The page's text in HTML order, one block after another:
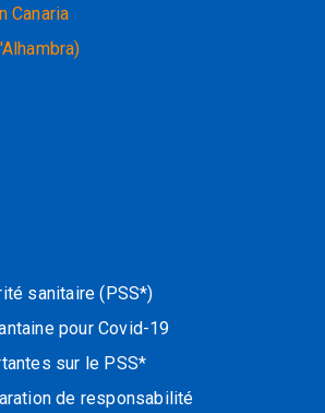
Canaria
sanitaire (PSS*)
pour Covid-19
sur le PSS*
de responsabilité